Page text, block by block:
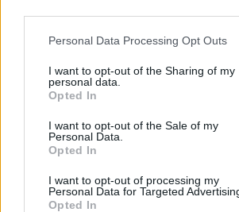
Please note that this website/app uses
not limited to your visit or usage
grant or deny consent to Google and its
use your data for below specified
consent section.
Personal Data Processing Opt Outs
I want to opt-out of the Sharing of my
personal data.
Opted In
I want to opt-out of the Sale of my
Personal Data.
Opted In
I want to opt-out of processing my
Personal Data for Targeted
Opted In
Puoi effettuare l'accesso
Eolico Calangianus
Fabio Albieri
Notizie Calangianus
Sesto Santoli